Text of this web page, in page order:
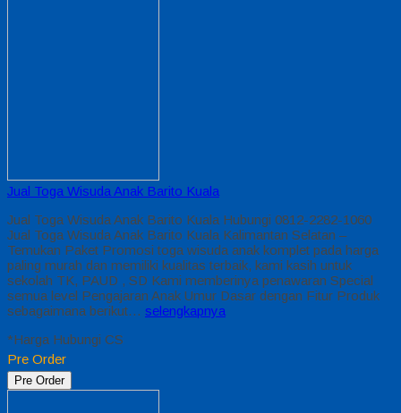
Jual Toga Wisuda Anak Barito Kuala
Jual Toga Wisuda Anak Barito Kuala Hubungi 0812-2282-1060
Jual Toga Wisuda Anak Barito Kuala Kalimantan Selatan –
Temukan Paket Promosi toga wisuda anak komplet pada harga
paling murah dan memiliki kualitas terbaik, kami kasih untuk
sekolah TK, PAUD , SD Kami memberinya penawaran Special
semua level Pengajaran Anak Umur Dasar dengan Fitur Produk
sebagaimana berikut… selengkapnya
*Harga Hubungi CS
Pre Order
Pre Order